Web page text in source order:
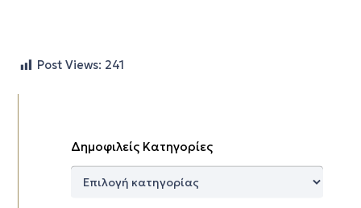
Post Views: 241
Δημοφιλείς Κατηγορίες
Δημοφιλείς